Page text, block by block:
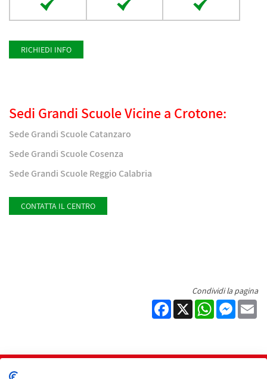
RICHIEDI INFO
Sedi Grandi Scuole Vicine a Crotone:
Sede Grandi Scuole Catanzaro
Sede Grandi Scuole Cosenza
Sede Grandi Scuole Reggio Calabria
CONTATTA IL CENTRO
Condividi la pagina
Facebook
X WhatsApp